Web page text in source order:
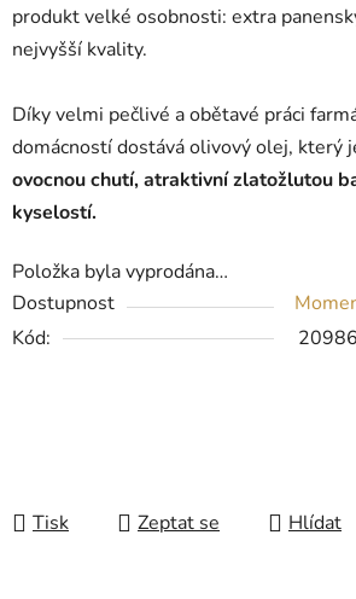
produkt velké osobnosti: extra
nejvyšší kvality.
Díky velmi pečlivé a obětavé práci
domácností dostává olivový olej, který
ovocnou chutí, atraktivní zlatožlutou
kyselostí.
Položka byla vyprodána…
Dostupnost
Kód:
Tisk Zeptat se Hlídat